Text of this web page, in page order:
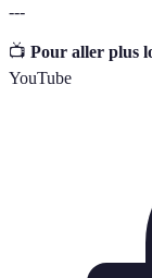
---
📺 Pour aller plus
YouTube